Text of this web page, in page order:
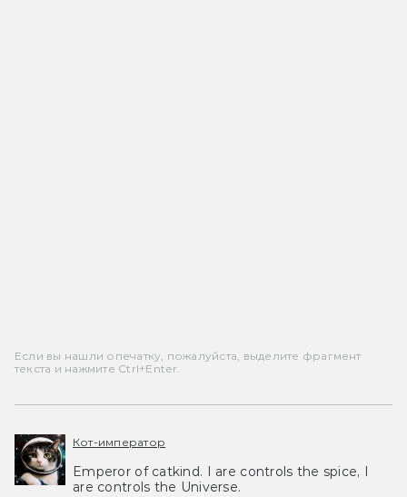
Если вы нашли опечатку, пожалуйста, выделите фрагмент
текста и нажмите Ctrl+Enter.
Кот-император
Emperor of catkind. I are controls the spice, I
are controls the Universe.